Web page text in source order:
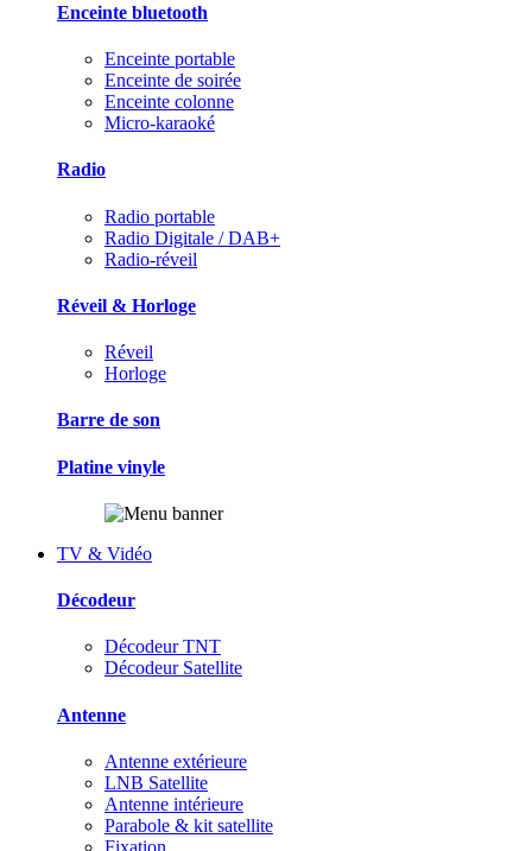
Enceinte bluetooth
Enceinte portable
Enceinte de soirée
Enceinte colonne
Micro-karaoké
Radio
Radio portable
Radio Digitale / DAB+
Radio-réveil
Réveil & Horloge
Réveil
Horloge
Barre de son
Platine vinyle
TV & Vidéo
Décodeur
Décodeur TNT
Décodeur Satellite
Antenne
Antenne extérieure
LNB Satellite
Antenne intérieure
Parabole & kit satellite
Fixation